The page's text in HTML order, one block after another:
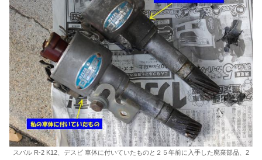
スバル R-2 K12、デスビ 車体に付いていたものと２５年前に入手した廃棄部品、2